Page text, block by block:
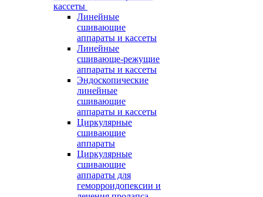
кассеты
Линейные
сшивающие
аппараты и кассеты
Линейные
сшивающе-режущие
аппараты и кассеты
Эндоскопические
линейные
сшивающие
аппараты и кассеты
Циркулярные
сшивающие
аппараты
Циркулярные
сшивающие
аппараты для
геморроидопексии и